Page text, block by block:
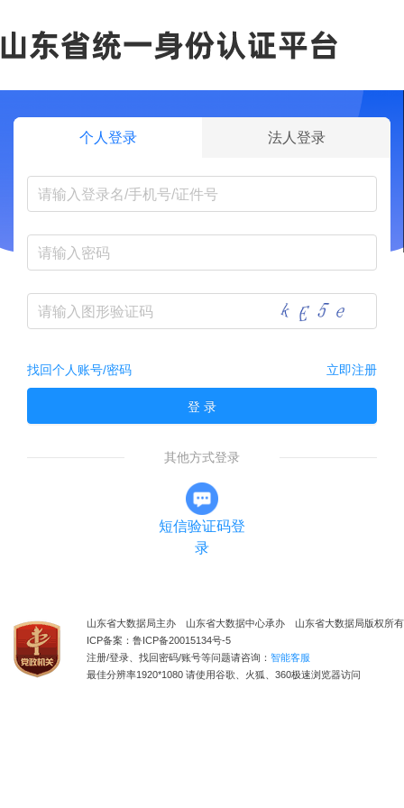
个人登录 法人登录
找回个人账号/密码 立即注册
登 录
其他方式登录
短信验证码登
录
山东省大数据局主办 山东省大数据中心承办 山东省大数据局版权所有
ICP备案：鲁ICP备20015134号-5
注册/登录、找回密码/账号等问题请咨询： 智能客服
最佳分辨率1920*1080 请使用谷歌、火狐、360极速浏览器访问